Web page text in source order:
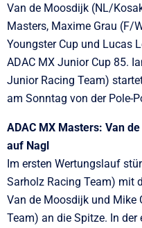
Van de Moosdijk (NL/
Masters, Maxime Grau (F/
Youngster Cup und Lucas
ADAC MX Junior Cup 85.
Junior Racing Team)
am Sonntag von der Pole-
ADAC MX Masters: Van
auf Nagl
Im ersten Wertungslauf
Sarholz Racing Team) mit
Van de Moosdijk und Mike
Team) an die Spitze. In